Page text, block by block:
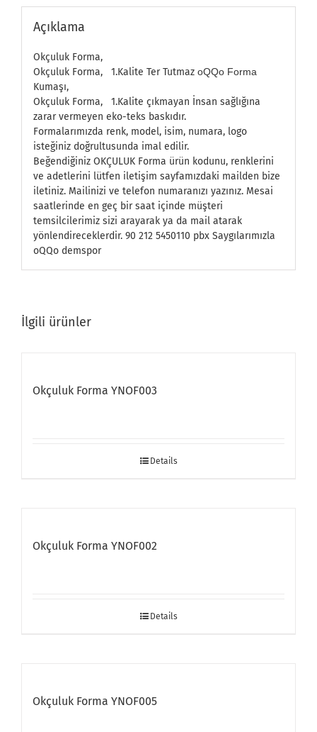
Açıklama
Okçuluk Forma,
Okçuluk Forma, 1.Kalite Ter Tutmaz oQQo Forma
Kumaşı,
Okçuluk Forma, 1.Kalite çıkmayan İnsan sağlığına
zarar vermeyen eko-teks baskıdır.
Formalarımızda renk, model, isim, numara, logo
isteğiniz doğrultusunda imal edilir.
Beğendiğiniz OKÇULUK Forma ürün kodunu, renklerini
ve adetlerini lütfen iletişim sayfamızdaki mailden bize
iletiniz. Mailinizi ve telefon numaranızı yazınız. Mesai
saatlerinde en geç bir saat içinde müşteri
temsilcilerimiz sizi arayarak ya da mail atarak
yönlendireceklerdir. 90 212 5450110 pbx Saygılarımızla
oQQo demspor
İlgili ürünler
Okçuluk Forma YNOF003
Details
Okçuluk Forma YNOF002
Details
Okçuluk Forma YNOF005